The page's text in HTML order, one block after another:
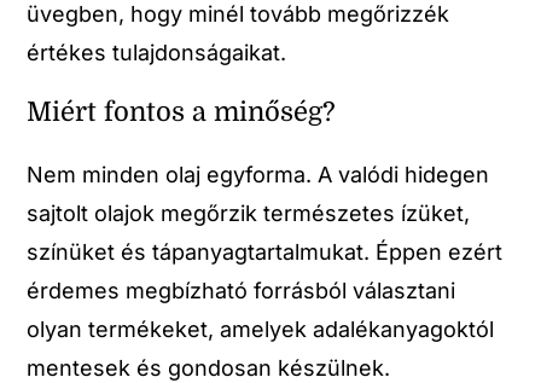
üvegben, hogy minél tovább megőrizzék
értékes tulajdonságaikat.
Miért fontos a minőség?
Nem minden olaj egyforma. A valódi hidegen
sajtolt olajok megőrzik természetes ízüket,
színüket és tápanyagtartalmukat. Éppen ezért
érdemes megbízható forrásból választani
olyan termékeket, amelyek adalékanyagoktól
mentesek és gondosan készülnek.